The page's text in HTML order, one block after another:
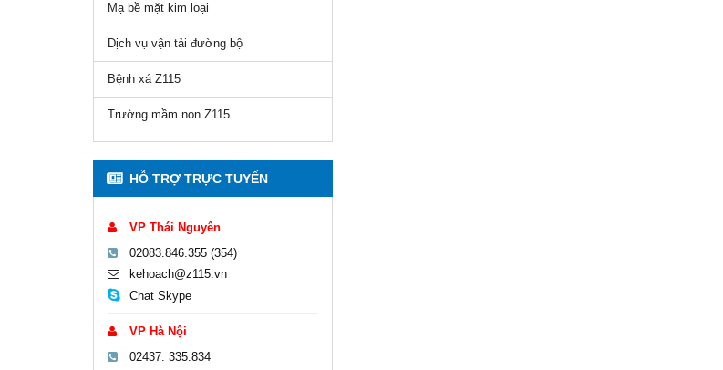
Mạ bề mặt kim loại
Dịch vụ vận tải đường bộ
Bệnh xá Z115
Trường mầm non Z115
HỖ TRỢ TRỰC TUYẾN
VP Thái Nguyên
02083.846.355 (354)
kehoach@z115.vn
Chat Skype
VP Hà Nội
02437. 335.834